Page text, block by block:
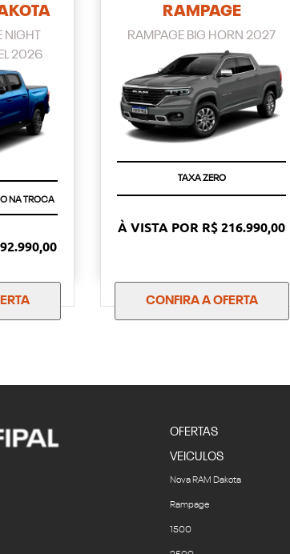
2026
RAMPAGE
RAMPAGE BIG HORN 2027
TAXA ZERO
À VISTA POR R$ 216.990,00
CONFIRA A OFERTA
OFERTAS
VEICULOS
Nova RAM Dakota
Rampage
1500